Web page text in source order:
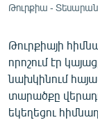
ԱՐԽԻՎ
ՏԵՍԱՆՅՈՒԹԵՐ
ԲԱՆԱՎԵՃ
Թուրքիա -
Թուրքիայի
որոշում էր
նախկինում
տարածքը
եկեղեցու